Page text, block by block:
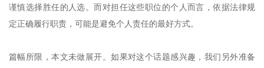
谨慎选择胜任的人选。而对担任这些职位的个人而言，依据法律规
定正确履行职责，可能是避免个人责任的最好方式。
篇幅所限，本文未做展开。如果对这个话题感兴趣，我们另外准备